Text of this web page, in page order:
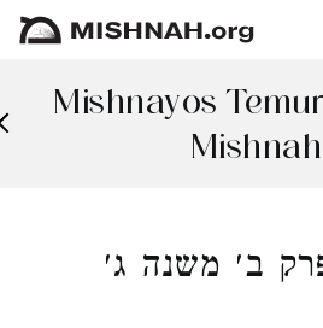
Mishnayos
ב׳ משנה ג׳